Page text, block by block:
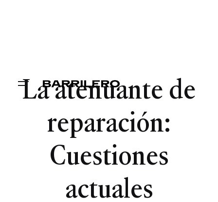
La atenuante de
reparación:
Cuestiones
actuales